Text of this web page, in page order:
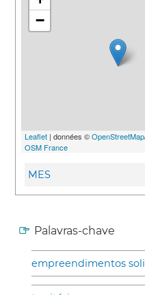
−
Leaflet | données ©OpenStreetMap
OSM France
MES
Palavras-chave
empreendimentos